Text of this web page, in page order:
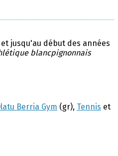
jusqu'au début des années
blancpignonnais
Berria Gym (gr), Tennis et